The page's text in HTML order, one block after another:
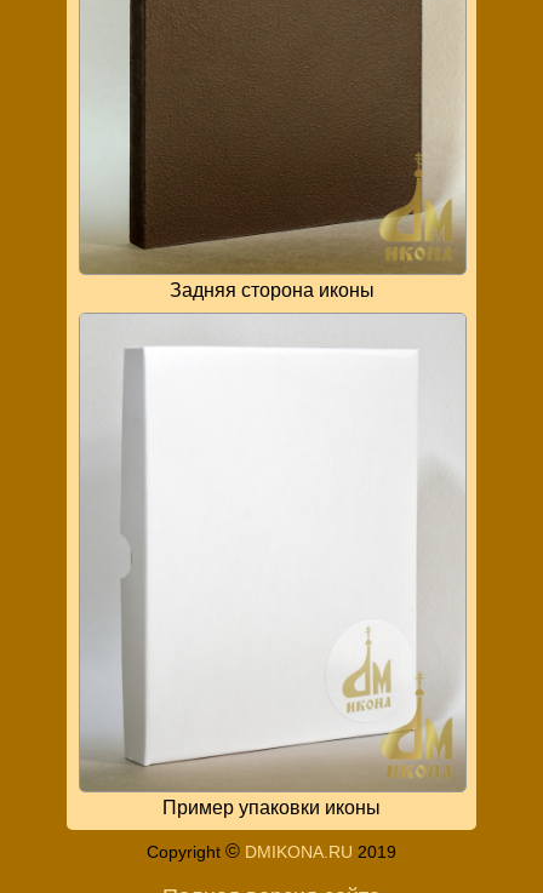
Задняя сторона иконы
Пример упаковки иконы
Copyright © DMIKONA.RU 2019